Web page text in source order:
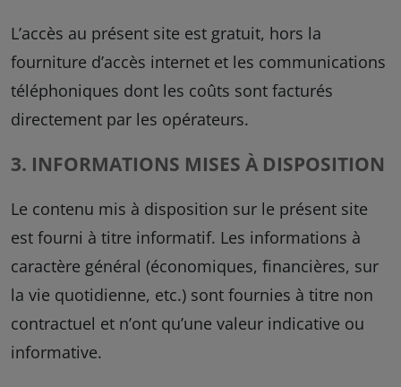
L’accès au présent site est gratuit, hors la
fourniture d’accès internet et les communications
téléphoniques dont les coûts sont facturés
directement par les opérateurs.
3. INFORMATIONS MISES À DISPOSITION
Le contenu mis à disposition sur le présent site
est fourni à titre informatif. Les informations à
caractère général (économiques, financières, sur
la vie quotidienne, etc.) sont fournies à titre non
contractuel et n’ont qu’une valeur indicative ou
informative.